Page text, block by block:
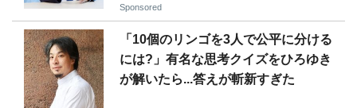
Sponsored
「10個のリンゴを3人で公平に分ける
には?」有名な思考クイズをひろゆき
が解いたら...答えが斬新すぎた